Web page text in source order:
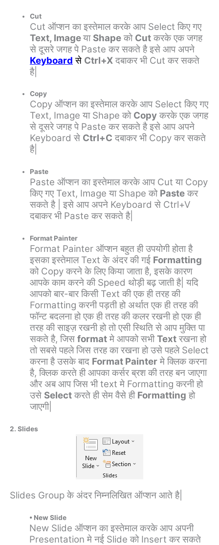
Cut
Cut ऑप्शन का इस्तेमाल करके आप Select किए गए
Text, Imageया Shape को Cut करके एक जगह
से दूसरे जगह पे Paste कर सकते है इसे आप अपने
Keyboard से Ctrl+X दबाकर भी Cut कर सकते
है|
Copy
Copy ऑप्शन का इस्तेमाल करके आप Select किए गए
Text, Image या Shape को Copy करके एक जगह
से दूसरे जगह पे Paste कर सकते है इसे आप अपने
Keyboard से Ctrl+C दबाकर भी Copy कर सकते
है|
Paste
Paste ऑप्शन का इस्तेमाल करके आप Cut या Copy
किए गए Text, Image या Shape को Paste कर
सकते है | इसे आप अपने Keyboard से Ctrl+V
दबाकर भी Paste कर सकते है|
Format Painter
Format Painter ऑप्शन बहुत ही उपयोगी होता है
इसका इस्तेमाल Text के अंदर की गई Formatting
को Copy करने के लिए किया जाता है, इसके कारण
आपके काम करने की Speed थोड़ी बढ़ जाती है| यदि
आपको बार-बार किसी Text की एक ही तरह की
Formatting करनी पड़ती हो अर्थात एक ही तरह की
फॉन्ट बदलना हो एक ही तरह की कलर रखनी हो एक ही
तरह की साइज़ रखनी हो तो एसी स्थिति से आप मुक्ति पा
सकते है, जिसformat मे आपको सभीText रखना हो
तो सबसे पहले जिस तरह का रखना हो उसे पहले Select
करना है उसके बाद Format Painter मे क्लिक करना
है, क्लिक करते ही आपका कर्सर ब्रश की तरह बन जाएगा
और अब आप जिस भी text मे Formatting करनी हो
उसे Select करते ही सेम वैसे ही Formatting हो
जाएगी|
2. Slides
Slides Group के अंदर निम्नलिखित ऑप्शन आते है|
• New Slide
New Slide ऑप्शन का इस्तेमाल करके आप अपनी
Presentation मे नई Slide को Insert कर सकते